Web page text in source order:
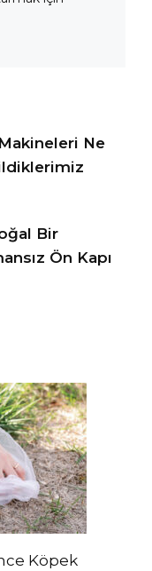
Ne
Bir
Ön Kapı
Köpek